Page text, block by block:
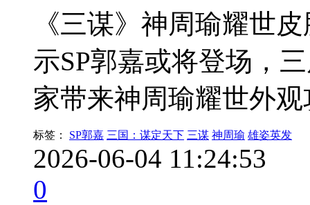
《三谋》神周瑜耀世
示SP郭嘉或将登场，
家带来神周瑜耀世外观
标签： SP郭嘉 三国：谋定天下 三谋 神周瑜 雄姿英发
2026-06-04 11:24:53
0